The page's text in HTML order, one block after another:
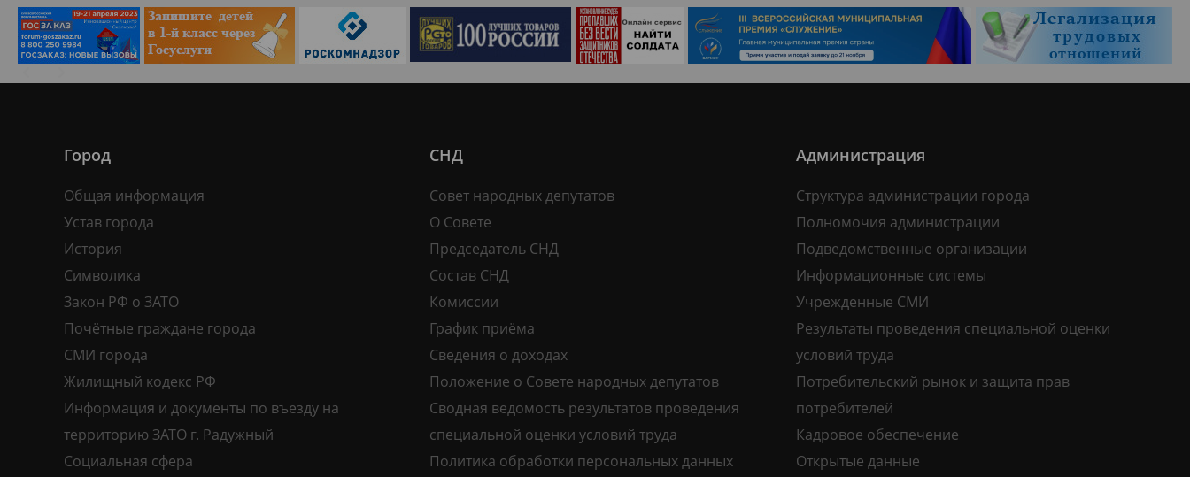
Город
Общая информация
Устав города
История
Символика
Закон РФ о ЗАТО
Почётные граждане города
СМИ города
Жилищный кодекс РФ
Информация и документы по въезду на
территорию ЗАТО г. Радужный
Социальная сфера
СНД
Совет народных депутатов
О Совете
Председатель СНД
Состав СНД
Комиссии
График приёма
Сведения о доходах
Положение о Совете народных депутатов
Сводная ведомость результатов проведения
специальной оценки условий труда
Политика обработки персональных данных
Администрация
Структура администрации города
Полномочия администрации
Подведомственные организации
Информационные системы
Учрежденные СМИ
Результаты проведения специальной оценки
условий труда
Потребительский рынок и защита прав
потребителей
Кадровое обеспечение
Открытые данные